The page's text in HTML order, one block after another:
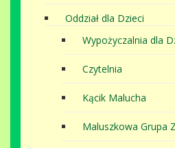
Oddział dla Dzieci
Wypożyczalnia dla
Czytelnia
Kącik Malucha
Maluszkowa Grupa